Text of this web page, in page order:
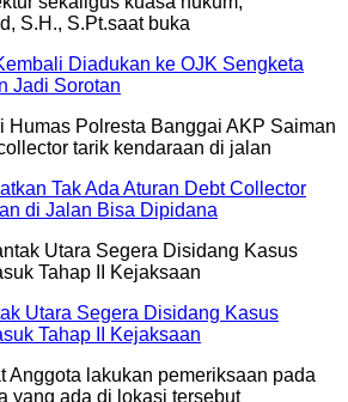
Diadukan ke OJK Sengketa
Jadi Sorotan
Tak Ada Aturan Debt Collector
di Jalan Bisa Dipidana
Utara Segera Disidang Kasus
Tahap II Kejaksaan